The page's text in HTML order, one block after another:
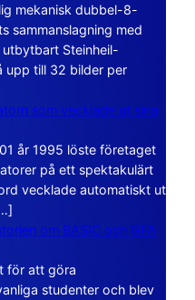
mekanisk dubbel-8-
sammanslagning med
Steinheil-
upp till 32 bilder per
som vecklade ut sina
år 1995 löste företaget
på ett spektakulärt
vecklade automatiskt ut
om BASIC och GFA
för att göra
studenter och blev